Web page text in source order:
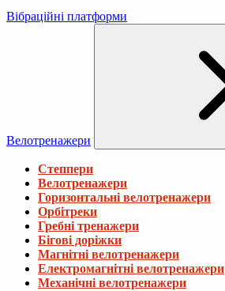
Вібраційні платформи
Велотренажери
Степпери
Велотренажери
Горизонтальні велотренажери
Орбітреки
Гребні тренажери
Бігові доріжки
Магнітні велотренажери
Електромагнітні велотренажери
Механічні велотренажери